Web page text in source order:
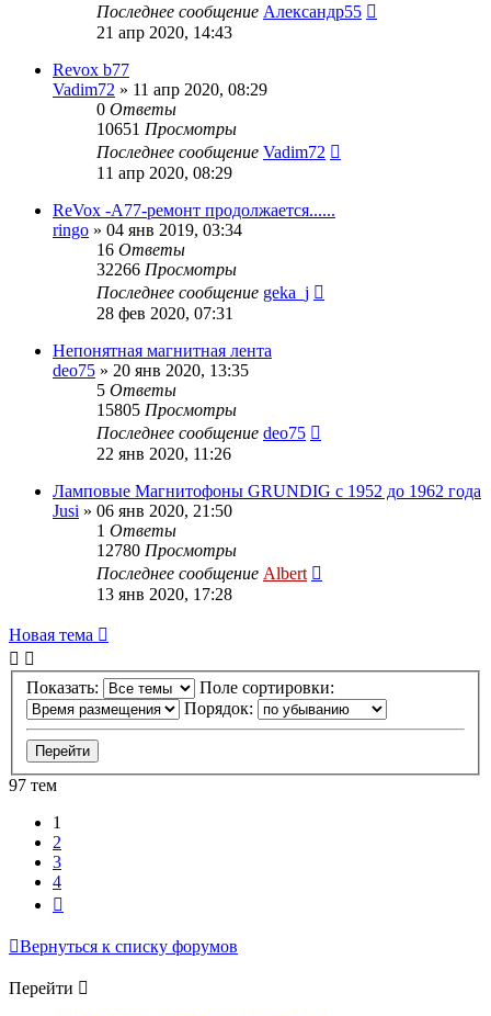
Последнее сообщение Александр55
21 апр 2020, 14:43
Revox b77
Vadim72 » 11 апр 2020, 08:29
0 Ответы
10651 Просмотры
Последнее сообщение Vadim72
11 апр 2020, 08:29
ReVox -A77-ремонт продолжается......
ringo » 04 янв 2019, 03:34
16 Ответы
32266 Просмотры
Последнее сообщение geka_j
28 фев 2020, 07:31
Непонятная магнитная лента
deo75 » 20 янв 2020, 13:35
5 Ответы
15805 Просмотры
Последнее сообщение deo75
22 янв 2020, 11:26
Ламповые Магнитофоны GRUNDIG с 1952 до 1962 года
Jusi » 06 янв 2020, 21:50
1 Ответы
12780 Просмотры
Последнее сообщение Albert
13 янв 2020, 17:28
Новая тема
Показать:
Поле сортировки:
Порядок:
97 тем
1
2
3
4
Вернуться к списку форумов
Перейти